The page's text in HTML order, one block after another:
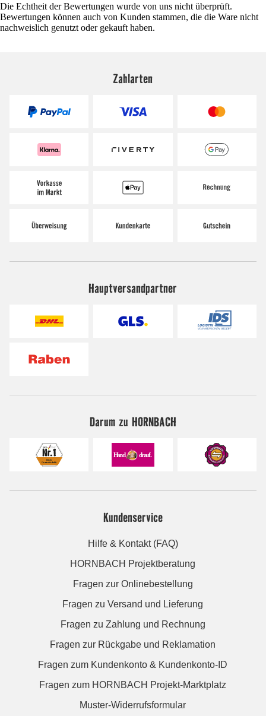
Die Echtheit der Bewertungen wurde von uns nicht überprüft.
Bewertungen können auch von Kunden stammen, die die Ware nicht
nachweislich genutzt oder gekauft haben.
Zahlarten
Hauptversandpartner
Darum zu HORNBACH
Kundenservice
Hilfe & Kontakt (FAQ)
HORNBACH Projektberatung
Fragen zur Onlinebestellung
Fragen zu Versand und Lieferung
Fragen zu Zahlung und Rechnung
Fragen zur Rückgabe und Reklamation
Fragen zum Kundenkonto & Kundenkonto-ID
Fragen zum HORNBACH Projekt-Marktplatz
Muster-Widerrufsformular